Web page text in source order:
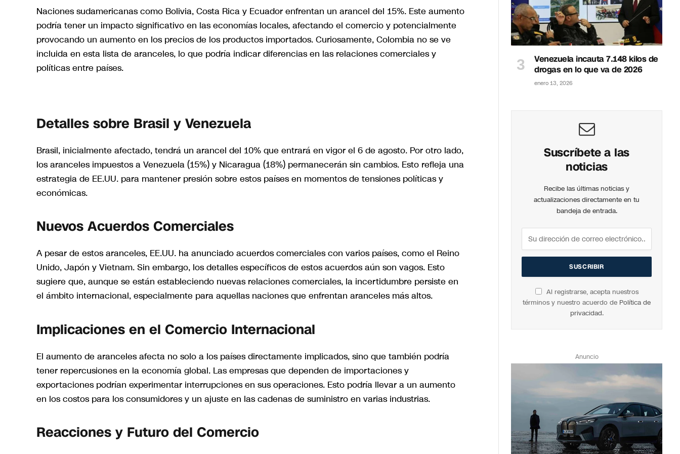
Naciones sudamericanas como Bolivia, Costa Rica y Ecuador enfrentan un arancel del 15%. Este aumento
podría tener un impacto significativo en las economías locales, afectando el comercio y potencialmente
provocando un aumento en los precios de los productos importados. Curiosamente, Colombia no se ve
incluida en esta lista de aranceles, lo que podría indicar diferencias en las relaciones comerciales y
políticas entre países.
Detalles sobre Brasil y Venezuela
Brasil, inicialmente afectado, tendrá un arancel del 10% que entrará en vigor el 6 de agosto. Por otro lado,
los aranceles impuestos a Venezuela (15%) y Nicaragua (18%) permanecerán sin cambios. Esto refleja una
estrategia de EE.UU. para mantener presión sobre estos países en momentos de tensiones políticas y
económicas.
Nuevos Acuerdos Comerciales
A pesar de estos aranceles, EE.UU. ha anunciado acuerdos comerciales con varios países, como el Reino
Unido, Japón y Vietnam. Sin embargo, los detalles específicos de estos acuerdos aún son vagos. Esto
sugiere que, aunque se están estableciendo nuevas relaciones comerciales, la incertidumbre persiste en
el ámbito internacional, especialmente para aquellas naciones que enfrentan aranceles más altos.
Implicaciones en el Comercio Internacional
El aumento de aranceles afecta no solo a los países directamente implicados, sino que también podría
tener repercusiones en la economía global. Las empresas que dependen de importaciones y
exportaciones podrían experimentar interrupciones en sus operaciones. Esto podría llevar a un aumento
en los costos para los consumidores y un ajuste en las cadenas de suministro en varias industrias.
Reacciones y Futuro del Comercio
Venezuela incauta 7.148 kilos de
drogas en lo que va de 2026
enero 13, 2026
Suscríbete a las
noticias
Recibe las últimas noticias y
actualizaciones directamente en tu
bandeja de entrada.
Al registrarse, acepta nuestros
términos y nuestro acuerdo de Política de
privacidad.
Anuncio